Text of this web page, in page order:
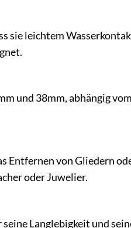
sie leichtem
und 38mm, abhängig
Entfernen von Gliedern
oder Juwelier.
Langlebigkeit und